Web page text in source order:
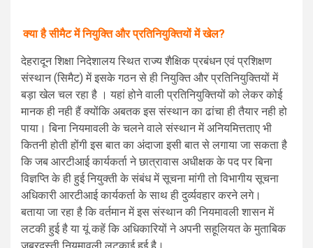
क्या है सीमैट में नियुक्ति और प्रतिनियुक्तियों में खेल?
देहरादून शिक्षा निदेशालय स्थित राज्य शैक्षिक प्रबंधन एवं प्रशिक्षण
संस्थान (सिमैट) में इसके गठन से ही नियुक्ति और प्रतिनियुक्तियों में
बड़ा खेल चल रहा है । यहां होने वाली प्रतिनियुक्तियों को लेकर कोई
मानक ही नही हैं क्योंकि अबतक इस संस्थान का ढांचा ही तैयार नही हो
पाया। बिना नियमावली के चलने वाले संस्थान में अनियमित्तताए भी
कितनी होती होंगी इस बात का अंदाजा इसी बात से लगाया जा सकता है
कि जब आरटीआई कार्यकर्ता ने छात्रावास अधीक्षक के पद पर बिना
विज्ञप्ति के ही हुई नियुक्ती के संबंध में सूचना मांगी तो विभागीय सूचना
अधिकारी आरटीआई कार्यकर्ता के साथ ही दुर्व्यवहार करने लगे।
बताया जा रहा है कि वर्तमान में इस संस्थान की नियमावली शासन में
लटकी हुई है या यूं कहें कि अधिकारियों ने अपनी सहूलियत के मुताबिक